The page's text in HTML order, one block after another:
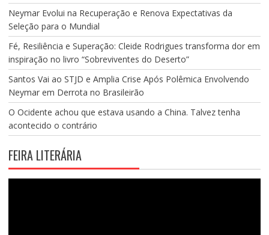
Neymar Evolui na Recuperação e Renova Expectativas da
Seleção para o Mundial
Fé, Resiliência e Superação: Cleide Rodrigues transforma dor em
inspiração no livro “Sobreviventes do Deserto”
Santos Vai ao STJD e Amplia Crise Após Polêmica Envolvendo
Neymar em Derrota no Brasileirão
O Ocidente achou que estava usando a China. Talvez tenha
acontecido o contrário
FEIRA LITERÁRIA